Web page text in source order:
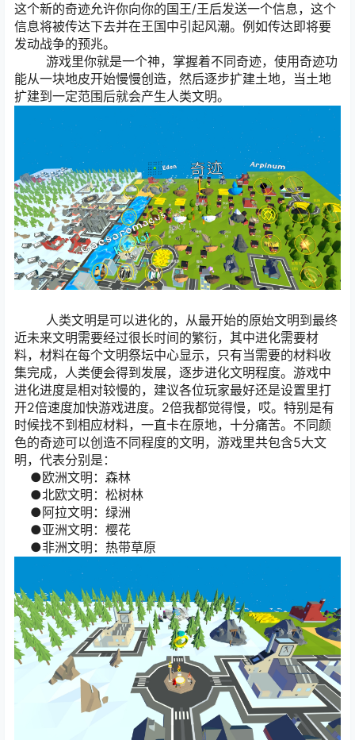
这个新的奇迹允许你向你的国王/王后发送一个信息，这个
信息将被传达下去并在王国中引起风潮。例如传达即将要
发动战争的预兆。
游戏里你就是一个神，掌握着不同奇迹，使用奇迹功
能从一块地皮开始慢慢创造，然后逐步扩建土地，当土地
扩建到一定范围后就会产生人类文明。
人类文明是可以进化的，从最开始的原始文明到最终
近未来文明需要经过很长时间的繁衍，其中进化需要材
料，材料在每个文明祭坛中心显示，只有当需要的材料收
集完成，人类便会得到发展，逐步进化文明程度。游戏中
进化进度是相对较慢的，建议各位玩家最好还是设置里打
开2倍速度加快游戏进度。2倍我都觉得慢，哎。特别是有
时候找不到相应材料，一直卡在原地，十分痛苦。不同颜
色的奇迹可以创造不同程度的文明，游戏里共包含5大文
明，代表分别是：
●欧洲文明：森林
●北欧文明：松树林
●阿拉文明：绿洲
●亚洲文明：樱花
●非洲文明：热带草原